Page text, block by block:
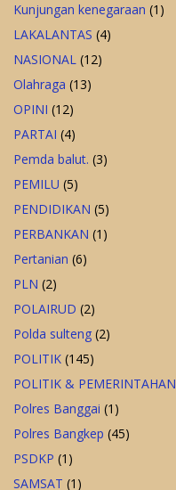
Kunjungan kenegaraan (1)
LAKALANTAS (4)
NASIONAL (12)
Olahraga (13)
OPINI (12)
PARTAI (4)
Pemda balut. (3)
PEMILU (5)
PENDIDIKAN (5)
PERBANKAN (1)
Pertanian (6)
PLN (2)
POLAIRUD (2)
Polda sulteng (2)
POLITIK (145)
POLITIK & PEMERINTAHAN
Polres Banggai (1)
Polres Bangkep (45)
PSDKP (1)
SAMSAT (1)